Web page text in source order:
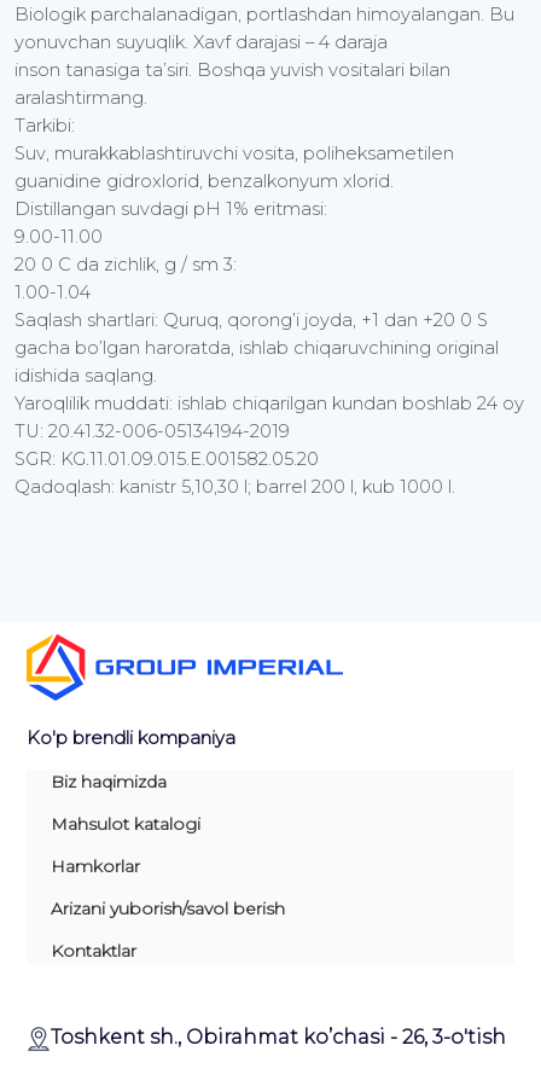
Biologik parchalanadigan, portlashdan himoyalangan. Bu
yonuvchan suyuqlik. Xavf darajasi – 4 daraja
inson tanasiga ta’siri. Boshqa yuvish vositalari bilan
aralashtirmang.
Tarkibi:
Suv, murakkablashtiruvchi vosita, poliheksametilen
guanidine gidroxlorid, benzalkonyum xlorid.
Distillangan suvdagi pH 1% eritmasi:
9.00-11.00
20 0 C da zichlik, g / sm 3:
1.00-1.04
Saqlash shartlari: Quruq, qorong’i joyda, +1 dan +20 0 S
gacha bo’lgan haroratda, ishlab chiqaruvchining original
idishida saqlang.
Yaroqlilik muddati: ishlab chiqarilgan kundan boshlab 24 oy
TU: 20.41.32-006-05134194-2019
SGR: KG.11.01.09.015.E.001582.05.20
Qadoqlash: kanistr 5,10,30 l; barrel 200 l, kub 1000 l.
Ko'p brendli kompaniya
Biz haqimizda
Mahsulot katalogi
Hamkorlar
Arizani yuborish/savol berish
Kontaktlar
Toshkent sh., Obirahmat ko’chasi - 26, 3-o'tish